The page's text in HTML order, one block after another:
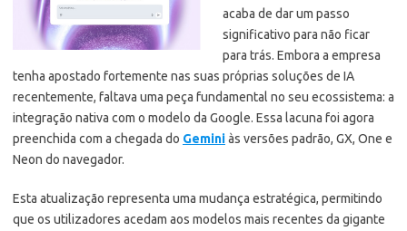
acaba de dar um passo
significativo para não ficar
para trás. Embora a empresa
tenha apostado fortemente nas suas próprias soluções de IA
recentemente, faltava uma peça fundamental no seu ecossistema: a
integração nativa com o modelo da Google. Essa lacuna foi agora
preenchida com a chegada do Geminiàs versões padrão, GX, One e
Neon do navegador.
Esta atualização representa uma mudança estratégica, permitindo
que os utilizadores acedam aos modelos mais recentes da gigante